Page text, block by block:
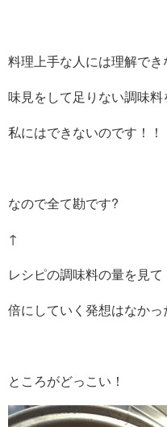
料理上手な人には理解で
味見をして足りない調味
私にはできないのです！！
なので全て勘です?
↑
レシピの調味料の量を見て
倍にしていく発想はなかっ
ところがどっこい！